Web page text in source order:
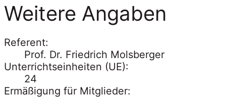
Weitere Angaben
Referent:
Prof. Dr. Friedrich Molsberger
Unterrichtseinheiten (UE):
24
Ermäßigung für Mitglieder: